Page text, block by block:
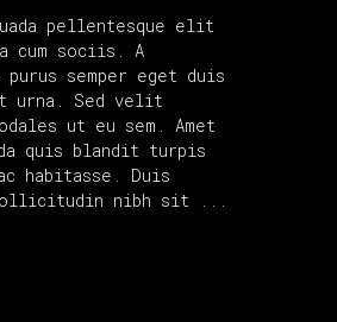
pellentesque elit
cum sociis. A
semper eget duis
urna. Sed velit
ut eu sem. Amet
quis blandit turpis
habitasse. Duis
nibh sit